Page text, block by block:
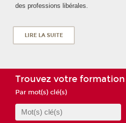
des professions libérales.
LIRE LA SUITE
Trouvez votre formation
Par mot(s) clé(s)